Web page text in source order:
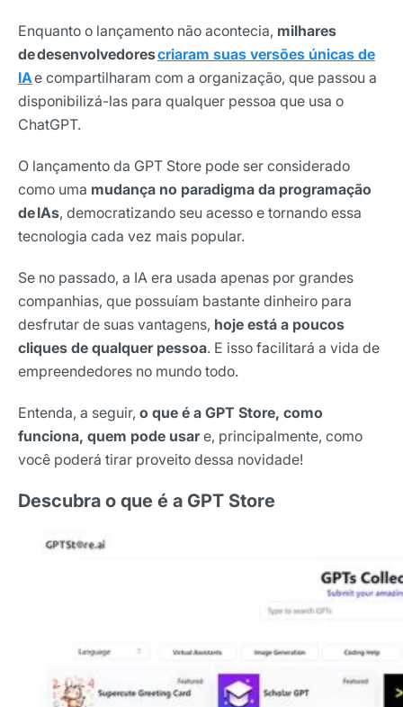
Enquanto o lançamento não acontecia, milhares
de desenvolvedorescriaram suas versões únicas de
IAe compartilharam com a organização, que passou a
disponibilizá-las para qualquer pessoa que usa o
ChatGPT.
O lançamento da GPT Store pode ser considerado
como uma mudança no paradigma da programação
de IAs, democratizando seu acesso e tornando essa
tecnologia cada vez mais popular.
Se no passado, a IA era usada apenas por grandes
companhias, que possuíam bastante dinheiro para
desfrutar de suas vantagens, hoje está a poucos
cliques de qualquer pessoa. E isso facilitará a vida de
empreendedores no mundo todo.
Entenda, a seguir, o que é a GPT Store, como
funciona, quem pode usar e, principalmente, como
você poderá tirar proveito dessa novidade!
Descubra o que é a GPT Store